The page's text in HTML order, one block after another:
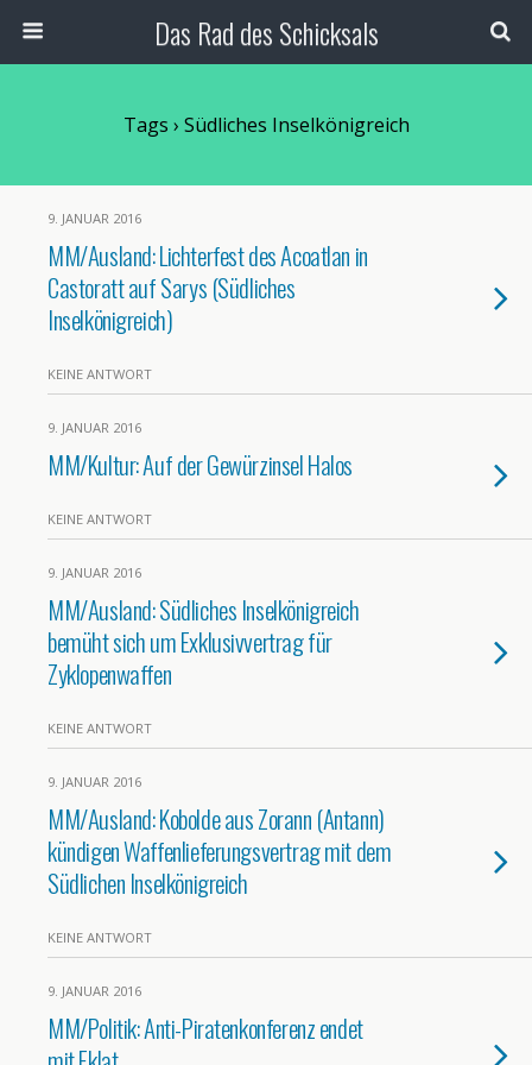
Das Rad des Schicksals
Tags › Südliches Inselkönigreich
9. JANUAR 2016
MM/Ausland: Lichterfest des Acoatlan in
Castoratt auf Sarys (Südliches
Inselkönigreich)
KEINE ANTWORT
9. JANUAR 2016
MM/Kultur: Auf der Gewürzinsel Halos
KEINE ANTWORT
9. JANUAR 2016
MM/Ausland: Südliches Inselkönigreich
bemüht sich um Exklusivvertrag für
Zyklopenwaffen
KEINE ANTWORT
9. JANUAR 2016
MM/Ausland: Kobolde aus Zorann (Antann)
kündigen Waffenlieferungsvertrag mit dem
Südlichen Inselkönigreich
KEINE ANTWORT
9. JANUAR 2016
MM/Politik: Anti-Piratenkonferenz endet